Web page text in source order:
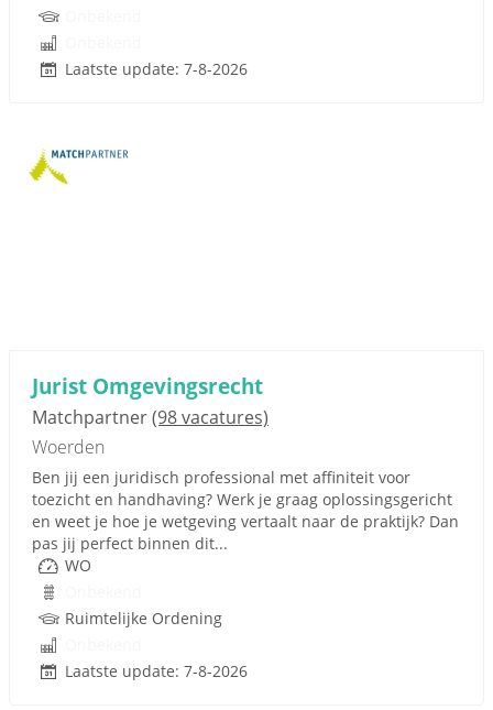
Laatste update: 7-8-2026
Jurist Omgevingsrecht
Matchpartner(98 vacatures)
Woerden
Ben jij een juridisch professional met affiniteit voor
toezicht en handhaving? Werk je graag oplossingsgericht
en weet je hoe je wetgeving vertaalt naar de praktijk? Dan
pas jij perfect binnen dit...
WO
Ruimtelijke Ordening
Laatste update: 7-8-2026